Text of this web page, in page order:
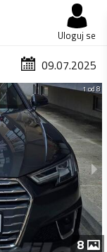
Uloguj se
09.07.2025
1 od 8
8